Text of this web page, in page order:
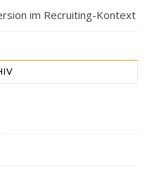
im Recruiting-Kontext